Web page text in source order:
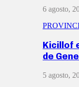
6 agosto,
Kicillof
de
5 agosto,